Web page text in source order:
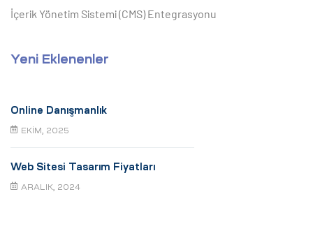
İçerik Yönetim Sistemi (CMS) Entegrasyonu
Yeni Eklenenler
Online Danışmanlık
EKIM, 2025
Web Sitesi Tasarım Fiyatları
ARALIK, 2024